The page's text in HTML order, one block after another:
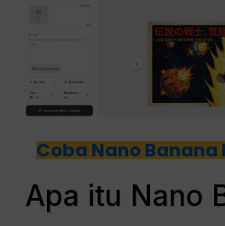
Coba Nano Banana
Apa itu Nano